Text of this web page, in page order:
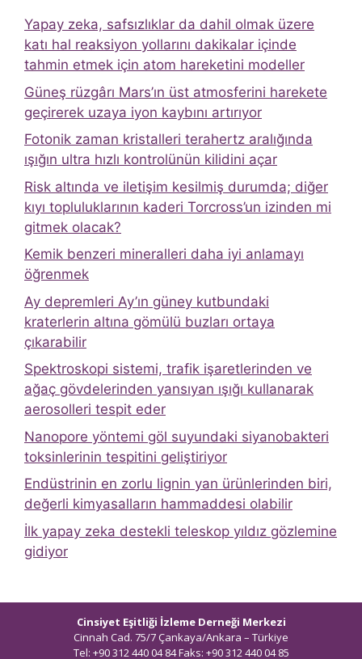
Yapay zeka, safsızlıklar da dahil olmak üzere
katı hal reaksiyon yollarını dakikalar içinde
tahmin etmek için atom hareketini modeller
Güneş rüzgârı Mars’ın üst atmosferini harekete
geçirerek uzaya iyon kaybını artırıyor
Fotonik zaman kristalleri terahertz aralığında
ışığın ultra hızlı kontrolünün kilidini açar
Risk altında ve iletişim kesilmiş durumda; diğer
kıyı topluluklarının kaderi Torcross’un izinden mi
gitmek olacak?
Kemik benzeri mineralleri daha iyi anlamayı
öğrenmek
Ay depremleri Ay’ın güney kutbundaki
kraterlerin altına gömülü buzları ortaya
çıkarabilir
Spektroskopi sistemi, trafik işaretlerinden ve
ağaç gövdelerinden yansıyan ışığı kullanarak
aerosolleri tespit eder
Nanopore yöntemi göl suyundaki siyanobakteri
toksinlerinin tespitini geliştiriyor
Endüstrinin en zorlu lignin yan ürünlerinden biri,
değerli kimyasalların hammaddesi olabilir
İlk yapay zeka destekli teleskop yıldız gözlemine
gidiyor
Cinsiyet Eşitliği İzleme Derneği Merkezi
Cinnah Cad. 75/7 Çankaya/Ankara – Türkiye
Tel: +90 312 440 04 84 Faks: +90 312 440 04 85